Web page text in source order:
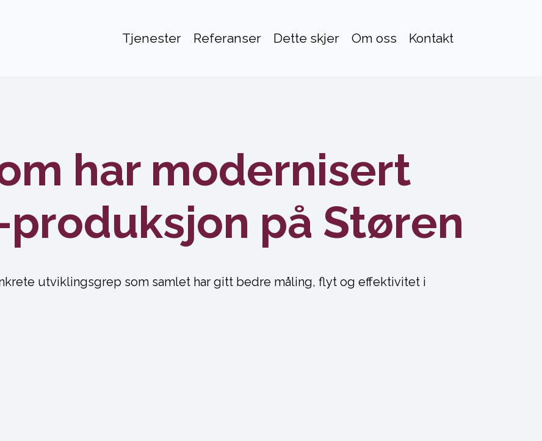
Tjenester Referanser Dette skjer Om oss Kontakt
har modernisert
på Støren
utviklingsgrep som samlet har gitt bedre måling, flyt og effektivitet i